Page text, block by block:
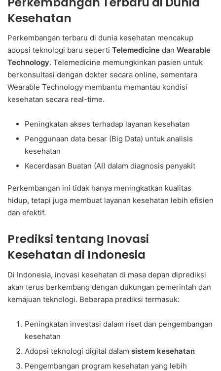
Kesehatan
Perkembangan terbaru di dunia kesehatan mencakup
adopsi teknologi baru seperti Telemedicine dan Wearable
Technology. Telemedicine memungkinkan pasien untuk
berkonsultasi dengan dokter secara online, sementara
Wearable Technology membantu memantau kondisi
kesehatan secara real-time.
Peningkatan akses terhadap layanan kesehatan
Penggunaan data besar (Big Data) untuk analisis
kesehatan
Kecerdasan Buatan (AI) dalam diagnosis penyakit
Perkembangan ini tidak hanya meningkatkan kualitas
hidup, tetapi juga membuat layanan kesehatan lebih efisien
dan efektif.
Prediksi tentang Inovasi
Kesehatan di Indonesia
Di Indonesia, inovasi kesehatan di masa depan diprediksi
akan terus berkembang dengan dukungan pemerintah dan
kemajuan teknologi. Beberapa prediksi termasuk:
Peningkatan investasi dalam riset dan pengembangan
kesehatan
Adopsi teknologi digital dalam sistem kesehatan
Pengembangan program kesehatan yang lebih